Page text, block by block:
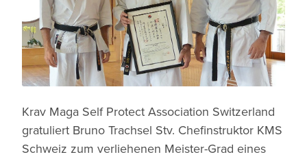
Krav Maga Self Protect Association Switzerland
gratuliert Bruno Trachsel Stv. Chefinstruktor KMS
Schweiz zum verliehenen Meister-Grad eines